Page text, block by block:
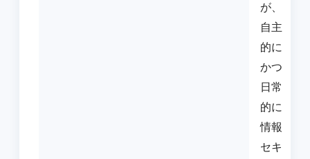
が、
自主
的に
かつ
日常
的に
情報
セキ